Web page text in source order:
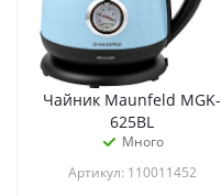
Чайник Maunfeld MGK-
625BL
Много
Артикул: 110011452